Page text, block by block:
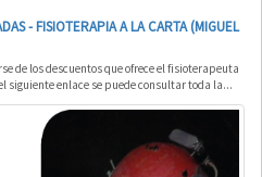
- FISIOTERAPIA A LA CARTA (MIGUEL
de los descuentos que ofrece el fisioterapeuta
siguiente enlace se puede consultar toda la...